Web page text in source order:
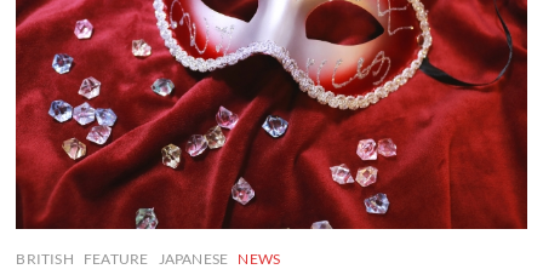
BRITISH FEATURE JAPANESE NEWS